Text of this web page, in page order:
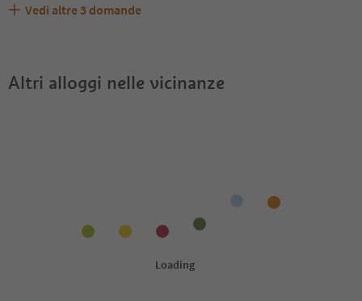
Residence Nives accetta animali domestici?
Quali servizi/attività sono disponibili presso Residence
Gli ospiti di Residence Nives ricevono l'Alto Adige Guest
Vedi altre 3 domande
Altri alloggi nelle vicinanze